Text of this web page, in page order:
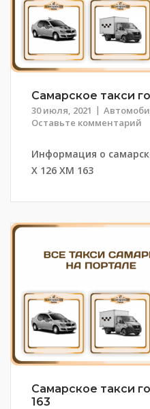
Самарское такси
30 июля, 2021
Оставьте комментарий
Информация о
Х 126 ХМ 163
Самарское такси
163